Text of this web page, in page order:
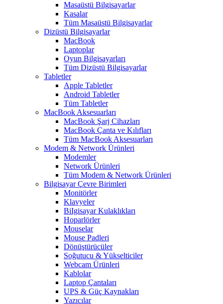
Masaüstü Bilgisayarlar
Kasalar
Tüm Masaüstü Bilgisayarlar
Dizüstü Bilgisayarlar
MacBook
Laptoplar
Oyun Bilgisayarları
Tüm Dizüstü Bilgisayarlar
Tabletler
Apple Tabletler
Android Tabletler
Tüm Tabletler
MacBook Aksesuarları
MacBook Şarj Cihazları
MacBook Çanta ve Kılıfları
Tüm MacBook Aksesuarları
Modem & Network Ürünleri
Modemler
Network Ürünleri
Tüm Modem & Network Ürünleri
Bilgisayar Çevre Birimleri
Monitörler
Klavyeler
BiIgisayar Kulaklıkları
Hoparlörler
Mouselar
Mouse Padleri
Dönüştürücüler
Soğutucu & Yükselticiler
Webcam Ürünleri
Kablolar
Laptop Çantaları
UPS & Güç Kaynakları
Yazıcılar